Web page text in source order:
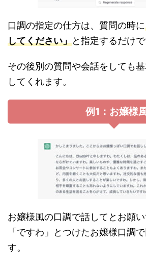
口調の指定の仕方は、質問の時に
してください」と指定するだけで
その後別の質問や会話をしても
してくれます。
例1：お嬢様
お嬢様風の口調で話してとお願
「ですわ」とつけたお嬢様口調
す。